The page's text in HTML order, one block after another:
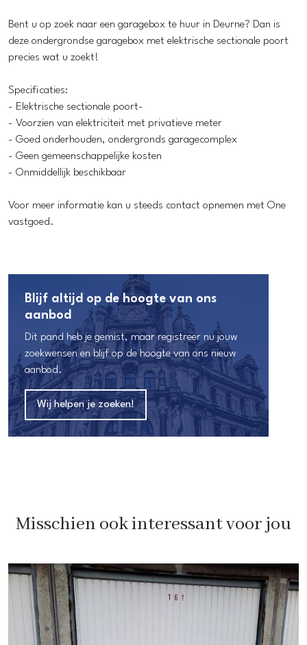
Bent u op zoek naar een garagebox te huur in Deurne? Dan is
deze ondergrondse garagebox met elektrische sectionale poort
precies wat u zoekt!
Specificaties:
- Elektrische sectionale poort-
- Voorzien van elektriciteit met privatieve meter
- Goed onderhouden, ondergronds garagecomplex
- Geen gemeenschappelijke kosten
- Onmiddellijk beschikbaar
Voor meer informatie kan u steeds contact opnemen met One
vastgoed.
Blijf altijd op de hoogte van ons
aanbod
Dit pand heb je gemist, maar registreer nu jouw
zoekwensen en blijf op de hoogte van ons nieuw
aanbod.
Wij helpen je zoeken!
Misschien ook interessant voor jou